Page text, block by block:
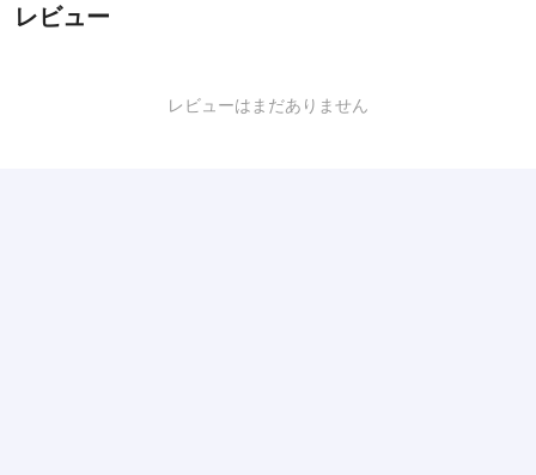
レビュー
レビューはまだありません